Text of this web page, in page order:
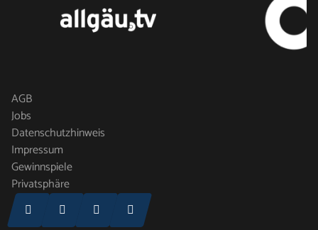
AGB
Jobs
Datenschutzhinweis
Impressum
Gewinnspiele
Privatsphäre